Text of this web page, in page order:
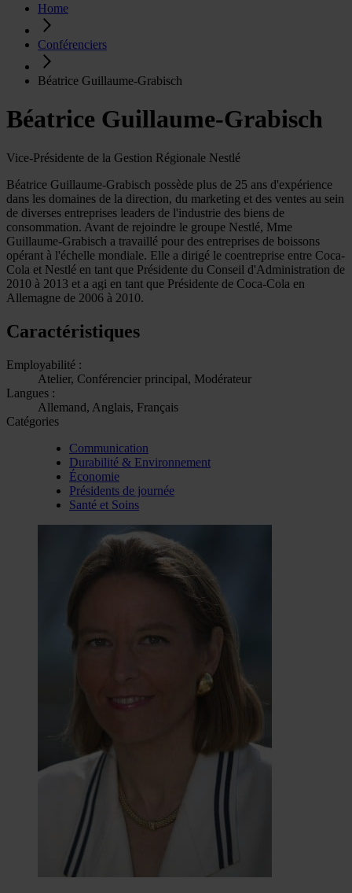
Home
Conférenciers
Béatrice Guillaume-Grabisch
Béatrice Guillaume-Grabisch
Vice-Présidente de la Gestion Régionale Nestlé
Béatrice Guillaume-Grabisch possède plus de 25 ans d'expérience
dans les domaines de la direction, du marketing et des ventes au sein
de diverses entreprises leaders de l'industrie des biens de
consommation. Avant de rejoindre le groupe Nestlé, Mme
Guillaume-Grabisch a travaillé pour des entreprises de boissons
opérant à l'échelle mondiale. Elle a dirigé le coentreprise entre Coca-
Cola et Nestlé en tant que Présidente du Conseil d'Administration de
2010 à 2013 et a agi en tant que Présidente de Coca-Cola en
Allemagne de 2006 à 2010.
Caractéristiques
Employabilité :
Atelier, Conférencier principal, Modérateur
Langues :
Allemand, Anglais, Français
Catégories
Communication
Durabilité & Environnement
Économie
Présidents de journée
Santé et Soins